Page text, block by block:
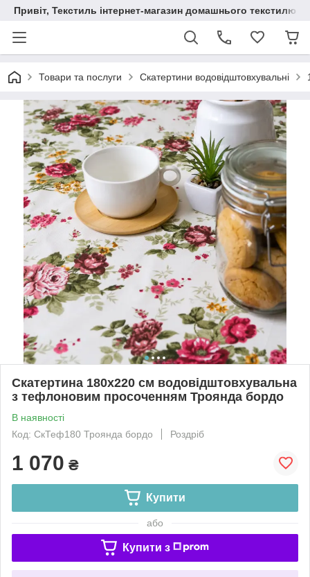
Привіт, Текстиль інтернет-магазин домашнього текстилю
Товари та послуги Скатертини водовідштовхувальні
Скатертина 180х220 см водовідштовхувальна
з тефлоновим просоченням Троянда бордо
В наявності
Код: СкТеф180 Троянда бордо
Роздріб
1 070 ₴
Купити
або
Купити з